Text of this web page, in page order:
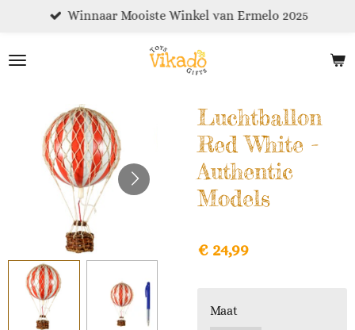
naar
Winnaar Mooiste Winkel van Ermelo 2025
Luchtballon
Red White -
Authentic
Models
€ 24,99
Maat